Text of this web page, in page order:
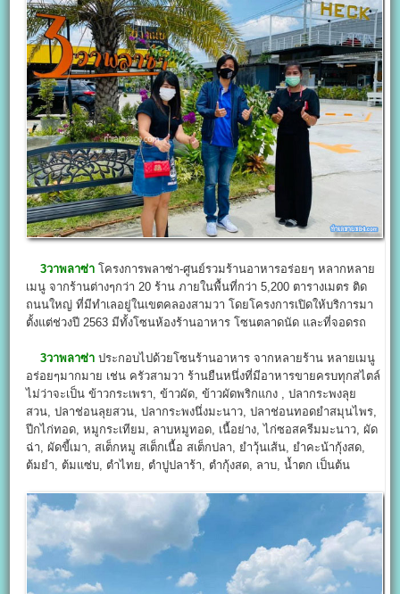
3วาพลาซ่า โครงการพลาซ่า-ศูนย์รวมร้านอาหารอร่อยๆ หลากหลาย
เมนู จากร้านต่างๆกว่า 20 ร้าน ภายในพื้นที่กว่า 5,200 ตารางเมตร ติด
ถนนใหญ่ ที่มีทำเลอยู่ในเขตคลองสามวา โดยโครงการเปิดให้บริการมา
ตั้งแต่ช่วงปี 2563 มีทั้งโซนห้องร้านอาหาร โซนตลาดนัด และที่จอดรถ
3วาพลาซ่า ประกอบไปด้วยโซนร้านอาหาร จากหลายร้าน หลายเมนู
อร่อยๆมากมาย เช่น ครัวสามวา ร้านยืนหนึ่งที่มีอาหารขายครบทุกสไตล์
ไม่ว่าจะเป็น ข้าวกระเพรา, ข้าวผัด, ข้าวผัดพริกแกง , ปลากระพงลุย
สวน, ปลาช่อนลุยสวน, ปลากระพงนึ่งมะนาว, ปลาช่อนทอดยำสมุนไพร,
ปีกไก่ทอด, หมูกระเทียม, ลาบหมูทอด, เนื้อย่าง, ไก่ซอสครีมมะนาว, ผัด
ฉ่า, ผัดขี้เมา, สเต็กหมู สเต็กเนื้อ สเต็กปลา, ยำวุ้นเส้น, ยำคะน้ากุ้งสด,
ต้มยำ, ต้มแซ่บ, ตำไทย, ตำปูปลาร้า, ตำกุ้งสด, ลาบ, น้ำตก เป็นต้น